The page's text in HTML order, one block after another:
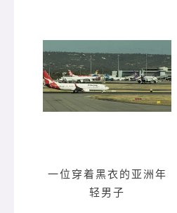
一位穿着黑衣的亚洲年
轻男子